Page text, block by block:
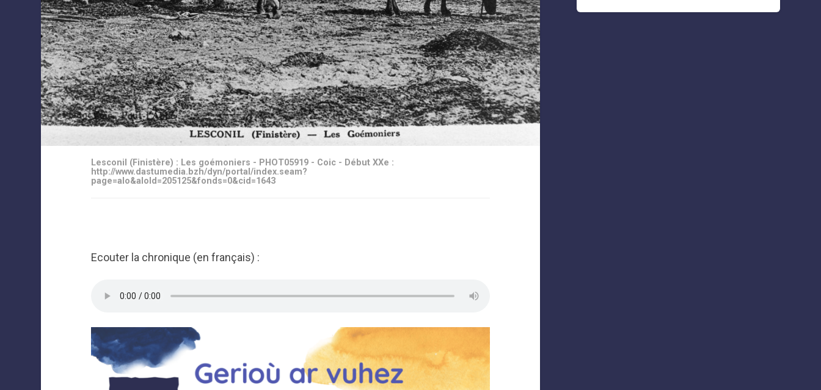
Lesconil (Finistère) : Les goémoniers - PHOT05919 - Coic - Début XXe :
http://www.dastumedia.bzh/dyn/portal/index.seam?
page=alo&aloId=205125&fonds=0&cid=1643
Ecouter la chronique (en français) :